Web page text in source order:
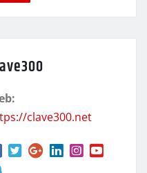
clave300.net